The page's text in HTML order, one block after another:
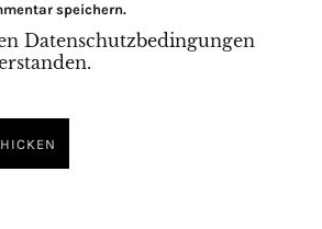
speichern.
Datenschutzbedingungen